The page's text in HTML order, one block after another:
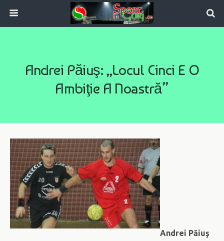
Andrei Păiuş: „Locul Cinci E O
Ambiţie A Noastră”
Andrei Păiuş